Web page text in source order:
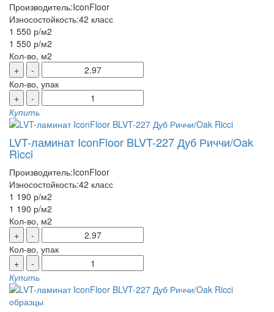
Производитель:IconFloor
Износостойкость:42 класс
1 550 р/м2
1 550 р/м2
Кол-во, м2
+
-
Кол-во, упак
+
-
Купить
LVT-ламинат IconFloor BLVT-227 Дуб Риччи/Oak
Ricci
Производитель:IconFloor
Износостойкость:42 класс
1 190 р/м2
1 190 р/м2
Кол-во, м2
+
-
Кол-во, упак
+
-
Купить